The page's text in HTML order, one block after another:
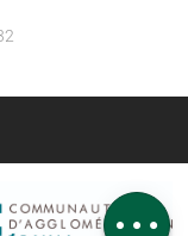
Service
Kommentare